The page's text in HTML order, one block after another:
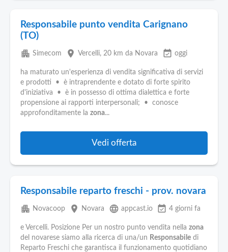
Responsabile punto vendita Carignano
(TO)
apartment Simecom place Vercelli, 20 km da Novara event_available oggi
ha maturato un'esperienza di vendita significativa di servizi
e prodotti • è intraprendente e dotato di forte spirito
d'iniziativa • è in possesso di ottima dialettica e forte
propensione ai rapporti interpersonali; • conosce
approfonditamente la zona...
Vedi offerta
Responsabile reparto freschi - prov. novara
apartment Novacoop place Novara language appcast.io event_available 4 giorni fa
e Vercelli. Posizione Per un nostro punto vendita nella zona
del novarese siamo alla ricerca di una/un Responsabile di
Reparto Freschi che garantisca il funzionamento quotidiano